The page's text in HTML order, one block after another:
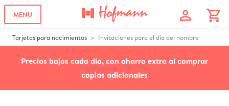
MENU profile shopping_cart
Tarjetas para nacimientos Invitaciones para el día del nombre
Precios bajos cada día, con ahorro extra al comprar
copias adicionales